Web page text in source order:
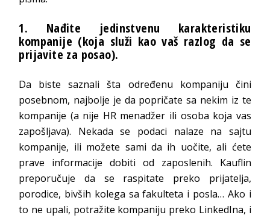
1. Nađite jedinstvenu karakteristiku
kompanije (koja služi kao vaš razlog da se
prijavite za posao).
Da biste saznali šta određenu kompaniju čini
posebnom, najbolje je da popričate sa nekim iz te
kompanije (a nije HR menadžer ili osoba koja vas
zapošljava). Nekada se podaci nalaze na sajtu
kompanije, ili možete sami da ih uočite, ali ćete
prave informacije dobiti od zaposlenih. Kauflin
preporučuje da se raspitate preko prijatelja,
porodice, bivših kolega sa fakulteta i posla… Ako i
to ne upali, potražite kompaniju preko LinkedIna, i